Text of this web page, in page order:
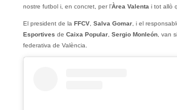
nostre futbol i, en concret, per l’Àrea Valentai tot allò
El president de la FFCV, Salva Gomar, i el
Esportives de Caixa Popular, Sergio Monleón, van
federativa de València.